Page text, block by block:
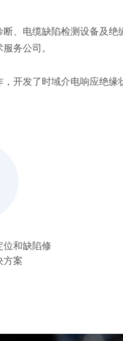
、电缆缺陷检测设备及
务公司。
开发了时域介电响应绝
位和缺陷修
方案